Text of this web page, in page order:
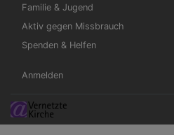
Familie & Jugend
Aktiv gegen Missbrauch
Spenden & Helfen
Benutzermenü
Anmelden